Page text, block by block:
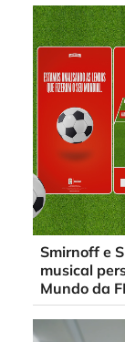
Smirnoff e
musical
Mundo da